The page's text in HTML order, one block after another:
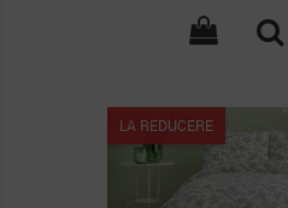
LA REDUCERE
Lipsa stoc